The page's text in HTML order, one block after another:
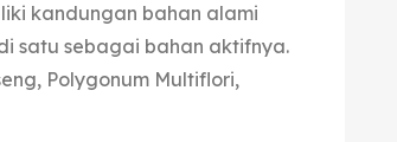
kandungan bahan alami
satu sebagai bahan aktifnya.
Polygonum Multiflori,